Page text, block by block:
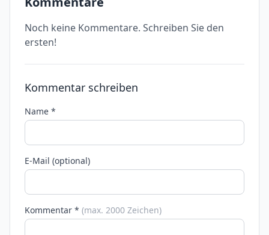
Noch keine Kommentare. Schreiben Sie den
ersten!
Kommentar schreiben
Name *
E-Mail (optional)
Kommentar * (max. 2000 Zeichen)